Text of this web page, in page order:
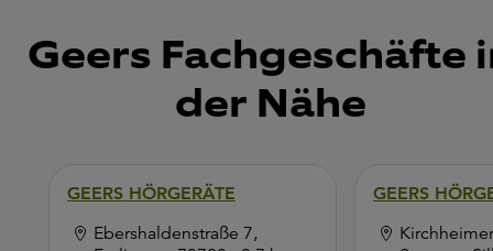
Geers Fachgeschäfte
der Nähe
GEERS HÖRGERÄTE
Ebershaldenstraße 7,
GEERS